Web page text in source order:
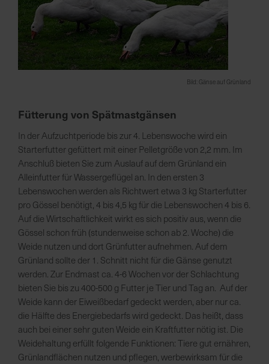
Bild: Gänse auf Grünland
Fütterung von Spätmastgänsen
In der Aufzuchtperiode bis zur 4. Lebenswoche wird ein
Starterfutter gefüttert mit einer Pelletgröße von 2,2 mm. Im
Anschluß bieten Sie zum Auslauf auf dem Grünland ein
Alleinfutter für Wassergeflügel an. In den ersten 3
Lebenswochen werden als Richtwert etwa 3 kg Starterfutter
pro Gössel benötigt, 4 bis 4,5 kg für die Lebenswochen 4 bis 6.
Auf die Wirtschaftlichkeit wirkt es sich positiv aus, wenn die
Gössel schon früh (stundenweise schon ab 2. Woche) die
Weide nutzen und dort Grünfutter aufnehmen. Auf dem
Grünland sollte der 1. Schnitt nicht für die Gänse genutzt
werden. Zur Endmast ca. 4-6 Wochen vor der Schlachtung
bieten Sie bis zu 400-500 g Futter je Tier und Tag an. Auf der
Weide kann der Eiweißbedarf gedeckt werden, aber nur ca.
die Hälfte des Energiebedarfs wird gedeckt. Das heißt, dass
auch bei einer sehr guten Weide ein Kraftfutter nötig ist. Die
Weidehaltung erfüllt folgende Funktionen: Tiere gut ernähren,
Grünlandflächen nutzen und pflegen, werbewirksam für die